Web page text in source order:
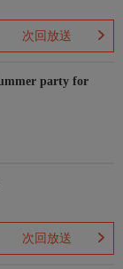
次回放送
party for
次回放送